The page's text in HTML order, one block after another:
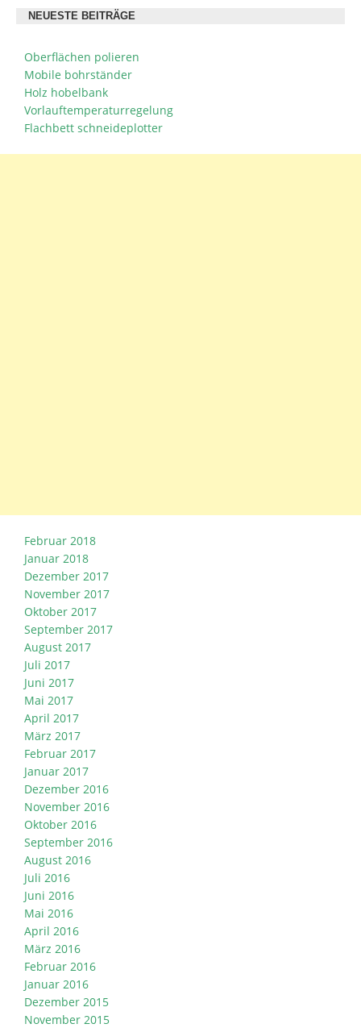
NEUESTE BEITRÄGE
Oberflächen polieren
Mobile bohrständer
Holz hobelbank
Vorlauftemperaturregelung
Flachbett schneideplotter
Februar 2018
Januar 2018
Dezember 2017
November 2017
Oktober 2017
September 2017
August 2017
Juli 2017
Juni 2017
Mai 2017
April 2017
März 2017
Februar 2017
Januar 2017
Dezember 2016
November 2016
Oktober 2016
September 2016
August 2016
Juli 2016
Juni 2016
Mai 2016
April 2016
März 2016
Februar 2016
Januar 2016
Dezember 2015
November 2015